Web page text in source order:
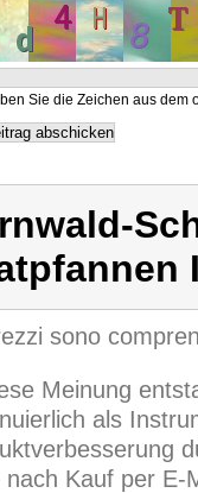
Sie die Zeichen aus dem
sono
Meinung
als
nach Kauf per E-